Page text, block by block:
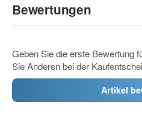
Bewertungen
Geben Sie die erste Bewertung
Sie Anderen bei der
Artikel